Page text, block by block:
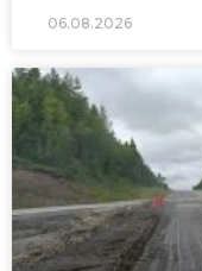
06.08.2026